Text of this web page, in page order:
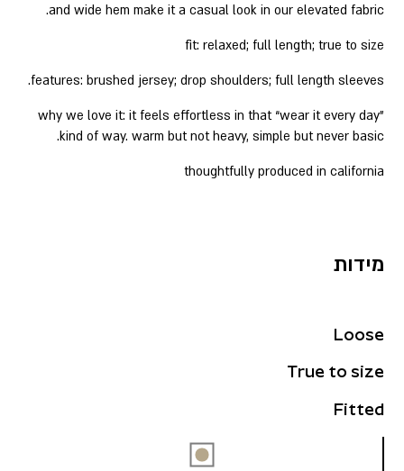
and wide hem make it a casual look in our elevated fabric.
fit: relaxed; full length; true to size
features: brushed jersey; drop shoulders; full length sleeves.
why we love it: it feels effortless in that “wear it every day”
kind of way. warm but not heavy, simple but never basic.
thoughtfully produced in california
מידות
Loose
True to size
Fitted